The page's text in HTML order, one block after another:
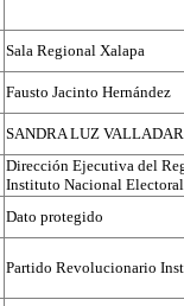
Sala Regional Xalapa
Fausto Jacinto Hernández
SANDRA LUZ
Dirección Ejecutiva del
Instituto Nacional Electoral
Dato protegido
Partido Revolucionario